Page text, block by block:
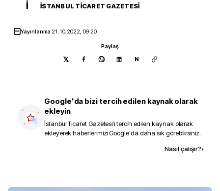
İ İSTANBUL TICARET GAZETESI
Yayınlanma 21.10.2022, 09:20
Paylaş
N
Google'da bizi tercih edilen kaynak olarak
ekleyin
İstanbul Ticaret Gazetesi'i tercih edilen kaynak olarak
ekleyerek haberlerimizi Google'da daha sık görebilirsiniz.
Nasıl çalışır?›